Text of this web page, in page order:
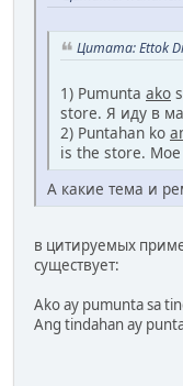
Цитата: Ettok
1) Pumunta ako
store. Я иду в
2) Puntahan ko
is the store. Мое
А какие тема и
в цитируемых
существует:
Ako ay pumunta sa
Ang tindahan ay